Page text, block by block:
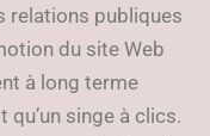
relations publiques
du site Web
à long terme
singe à clics.